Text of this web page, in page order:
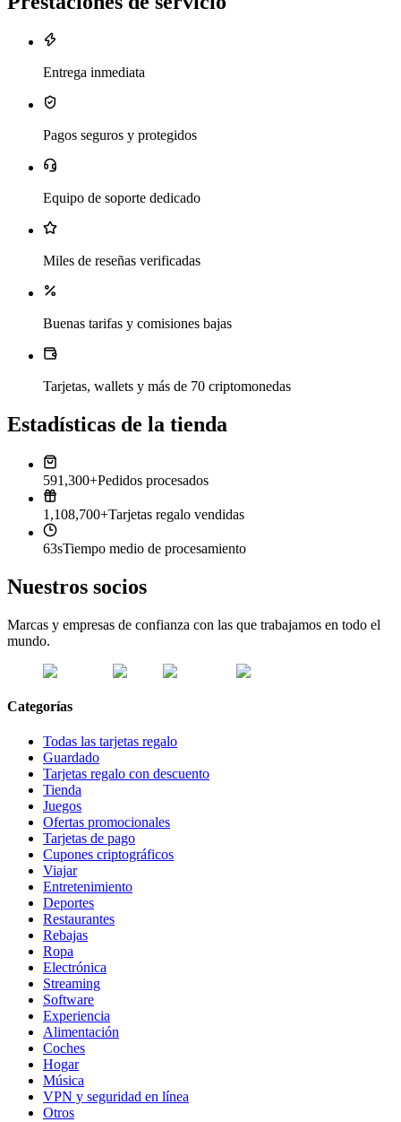
Entrega inmediata
Pagos seguros y protegidos
Equipo de soporte dedicado
Miles de reseñas verificadas
Buenas tarifas y comisiones bajas
Tarjetas, wallets y más de 70 criptomonedas
Estadísticas de la tienda
591,300+Pedidos procesados
1,108,700+Tarjetas regalo vendidas
63sTiempo medio de procesamiento
Nuestros socios
Marcas y empresas de confianza con las que trabajamos en todo el
mundo.
Categorías
Todas las tarjetas regalo
Guardado
Tarjetas regalo con descuento
Tienda
Juegos
Ofertas promocionales
Tarjetas de pago
Cupones criptográficos
Viajar
Entretenimiento
Deportes
Restaurantes
Rebajas
Ropa
Electrónica
Streaming
Software
Experiencia
Alimentación
Coches
Hogar
Música
VPN y seguridad en línea
Otros